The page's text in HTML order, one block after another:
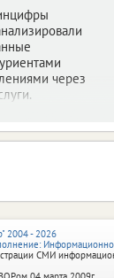
через
2004 - 2026
Информационное
СМИ